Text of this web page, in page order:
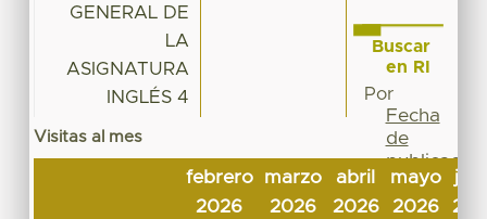
GENERAL DE
LA
ASIGNATURA
INGLÉS 4
Visitas al mes
febrero
2026
marzo
2026
abril
2026
mayo
2026
Buscar
en RI
Por
Fecha
de
publicación
Autor
Título